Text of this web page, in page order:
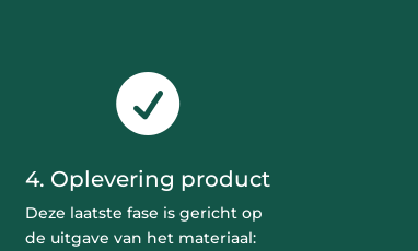

4. Oplevering product
Deze laatste fase is gericht op
de uitgave van het materiaal: